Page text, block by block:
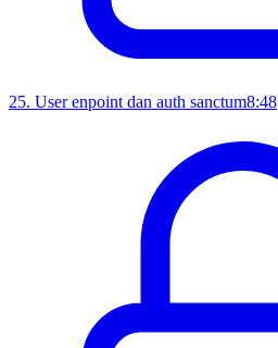
25. User enpoint dan auth sanctum8:48